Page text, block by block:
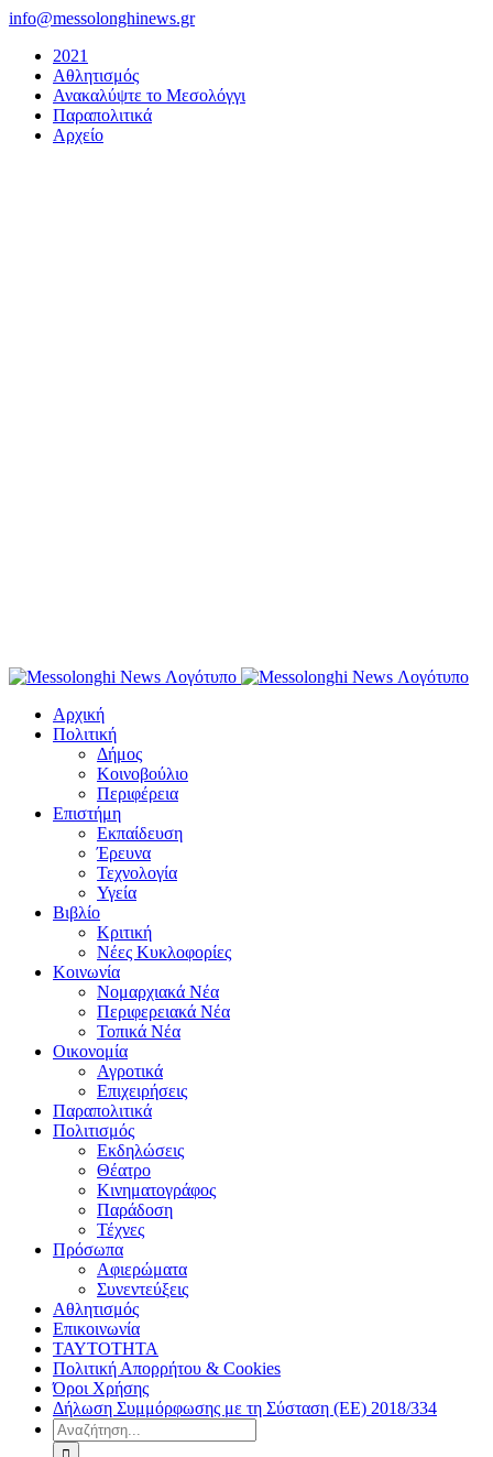
Μετάβαση
περιεχόμενο
info@messolonghinews.gr
2021
Αθλητισμός
Ανακαλύψτε το Μεσολόγγι
Παραπολιτικά
Αρχείο
Αρχική
Πολιτική
Δήμος
Κοινοβούλιο
Περιφέρεια
Επιστήμη
Εκπαίδευση
Έρευνα
Τεχνολογία
Υγεία
Βιβλίο
Κριτική
Νέες Κυκλοφορίες
Κοινωνία
Νομαρχιακά Νέα
Περιφερειακά Νέα
Τοπικά Νέα
Οικονομία
Αγροτικά
Επιχειρήσεις
Παραπολιτικά
Πολιτισμός
Εκδηλώσεις
Θέατρο
Κινηματογράφος
Παράδοση
Τέχνες
Πρόσωπα
Αφιερώματα
Συνεντεύξεις
Αθλητισμός
Επικοινωνία
ΤΑΥΤΟΤΗΤΑ
Πολιτική Απορρήτου & Cookies
Όροι Χρήσης
Δήλωση Συμμόρφωσης με τη Σύσταση (ΕΕ) 2018/334
Αναζήτηση
για: